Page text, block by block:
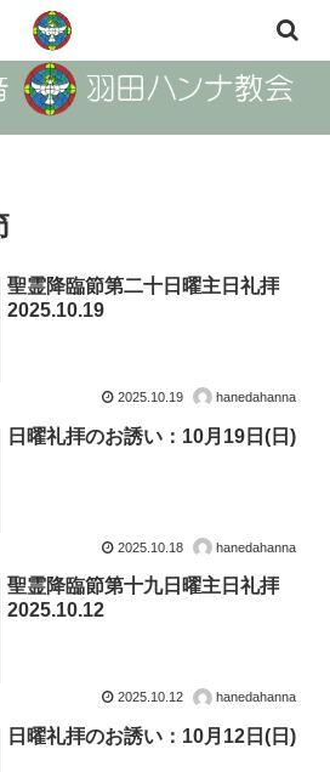
Christ Haneda Hanna Church
聖霊降臨節第二十日曜主日礼拝
2025.10.19
2025.10.19 hanedahanna
日曜礼拝のお誘い：10月19日(日)
2025.10.18 hanedahanna
聖霊降臨節第十九日曜主日礼拝
2025.10.12
2025.10.12 hanedahanna
日曜礼拝のお誘い：10月12日(日)